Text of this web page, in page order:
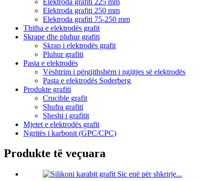
Elektroda grafiti 250 mm
Elektroda grafiti 75-250 mm
Thitha e elektrodës grafit
Skrape dhe pluhur grafiti
Skrap i elektrodës grafit
Pluhur grafiti
Pasta e elektrodës
Vështrim i përgjithshëm i ngjitjes së elektrodës
Pasta e elektrodës Soderberg
Produkte grafiti
Crucible grafit
Shufra grafiti
Sheshi i grafitit
Mjetet e elektrodës grafit
Ngritës i karbonit (GPC/CPC)
Produkte të veçuara